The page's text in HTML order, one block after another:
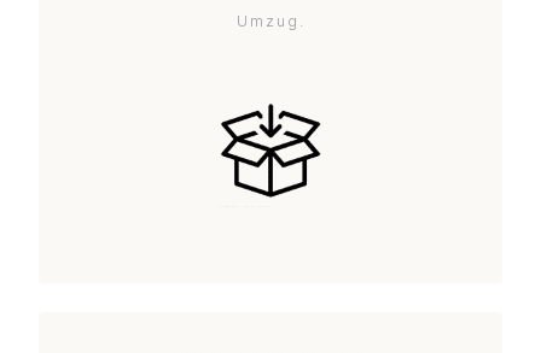
Umzug.